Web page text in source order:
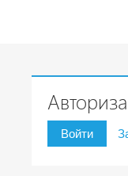
Войти